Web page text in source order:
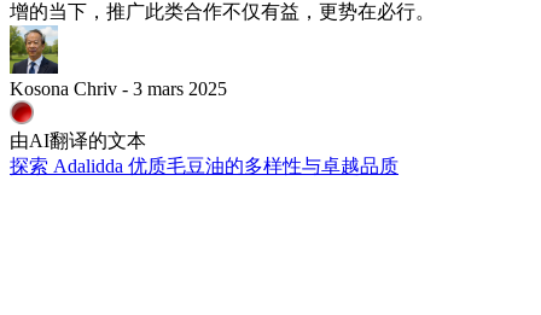
增的当下，推广此类合作不仅有益，更势在必行。
Kosona Chriv - 3 mars 2025
由AI翻译的文本
探索 Adalidda 优质毛豆油的多样性与卓越品质